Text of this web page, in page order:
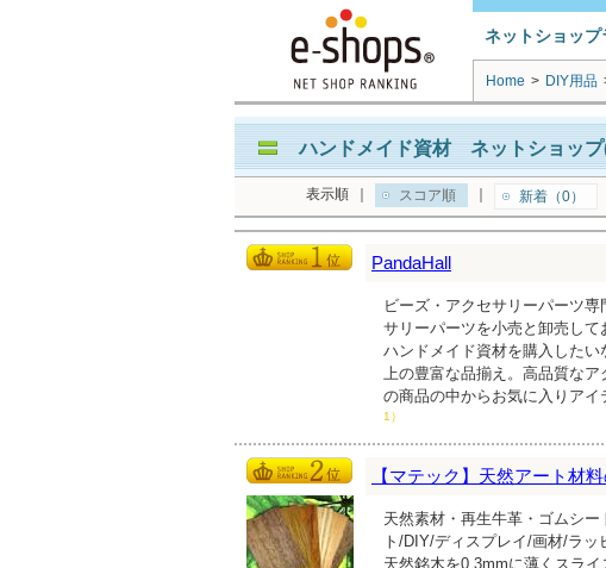
ネットショップ
Home > DIY用品
ハンドメイド資材 ネットショップ
表示順 スコア順 新着（0）
PandaHall
ビーズ・アクセサリーパーツ
サリーパーツを小売と卸売して
ハンドメイド資材を購入した
上の豊富な品揃え。高品質な
の商品の中からお気に入りアイ
1）
【マテック】天然アート材
天然素材・再生牛革・ゴムシ
ト/DIY/ディスプレイ/画材/ラッ
天然銘木を0.3mmに薄くスラ